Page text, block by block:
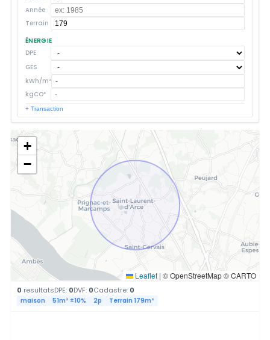
Année
Terrain
ÉNERGIE
DPE
GES
kWh/m²
kgCO²
+ Transaction
0 resultatsDPE: 0DVF: 0Cadastre: 0
maison 51m² ±10% 2p Terrain 179m²
+
−
Leaflet | © OpenStreetMap © CARTO